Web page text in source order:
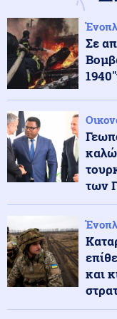
Κοινωνία
Νέα
των
από
κίνδυνος
Κοινωνία
Ηράκλειο:
100.000
Σε
των
και